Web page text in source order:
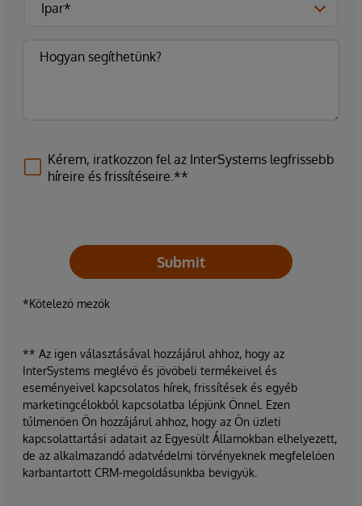
Kérem, iratkozzon fel az InterSystems legfrissebb
híreire és frissítéseire.**
Submit
*Kötelező mezők
** Az igen választásával hozzájárul ahhoz, hogy az
InterSystems meglévő és jövőbeli termékeivel és
eseményeivel kapcsolatos hírek, frissítések és egyéb
marketingcélokból kapcsolatba lépjünk Önnel. Ezen
túlmenően Ön hozzájárul ahhoz, hogy az Ön üzleti
kapcsolattartási adatait az Egyesült Államokban elhelyezett,
de az alkalmazandó adatvédelmi törvényeknek megfelelően
karbantartott CRM-megoldásunkba bevigyük.